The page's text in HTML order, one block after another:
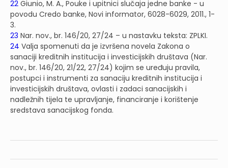
22 Giunio, M. A., Pouke i upitnici slučaja jedne banke - u
povodu Credo banke, Novi informator, 6028-6029, 2011., 1-
3.
23 Nar. nov., br. 146/20, 27/24 – u nastavku teksta: ZPLKI.
24 Valja spomenuti da je izvršena novela Zakona o
sanaciji kreditnih institucija i investicijskih društava (Nar.
nov., br. 146/20, 21/22, 27/24) kojim se uređuju pravila,
postupci i instrumenti za sanaciju kreditnih institucija i
investicijskih društava, ovlasti i zadaci sanacijskih i
nadležnih tijela te upravljanje, financiranje i korištenje
sredstava sanacijskog fonda.